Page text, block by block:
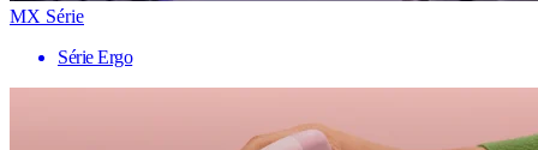
MX Série
Série Ergo